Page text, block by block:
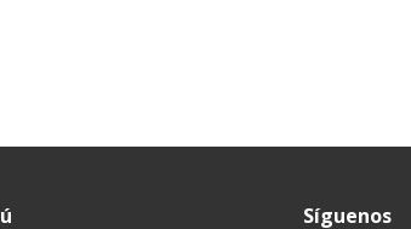
Síguenos